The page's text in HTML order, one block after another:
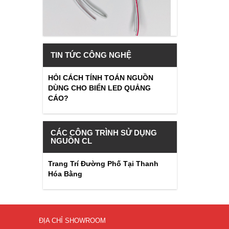
TIN TỨC CÔNG NGHỆ
HỎI CÁCH TÍNH TOÁN NGUỒN
DÙNG CHO BIỂN LED QUẢNG
CÁO?
CÁC CÔNG TRÌNH SỬ DỤNG
NGUỒN CL
Trang Trí Đường Phố Tại Thanh
Hóa Bằng
ĐỊA CHỈ SHOWROOM